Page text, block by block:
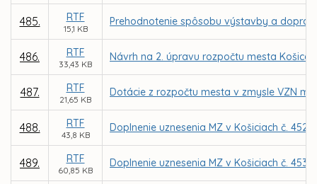
485. RTF
15,1 KB
Prehodnotenie spôsobu výstavby a
486. RTF
33,43 KB
Návrh na 2. úpravu rozpočtu mesta Košice
487. RTF
21,65 KB
Dotácie z rozpočtu mesta v zmysle VZN
488. RTF
43,8 KB
Doplnenie uznesenia MZ v Košiciach č. 452
489. RTF
60,85 KB
Doplnenie uznesenia MZ v Košiciach č. 453